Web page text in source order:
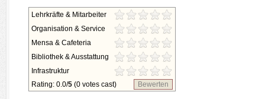
Lehrkräfte & Mitarbeiter
Organisation & Service
Mensa & Cafeteria
Bibliothek & Ausstattung
Infrastruktur
Rating: 0.0/5 (0 votes cast) Bewerten